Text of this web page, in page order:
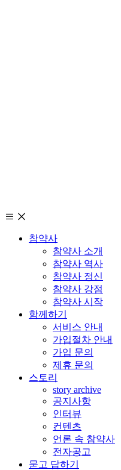
참약사
참약사 소개
참약사 역사
참약사 정신
참약사 강점
참약사 시작
함께하기
서비스 안내
가입절차 안내
가입 문의
제휴 문의
스토리
story archive
공지사항
인터뷰
컨텐츠
언론 속 참약사
전자공고
묻고 답하기